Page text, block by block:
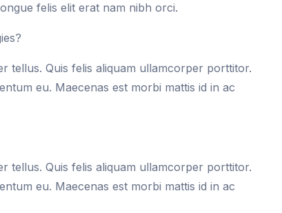
felis elit erat nam nibh orci.
tellus. Quis felis aliquam ullamcorper porttitor.
eu. Maecenas est morbi mattis id in ac
tellus. Quis felis aliquam ullamcorper porttitor.
eu. Maecenas est morbi mattis id in ac